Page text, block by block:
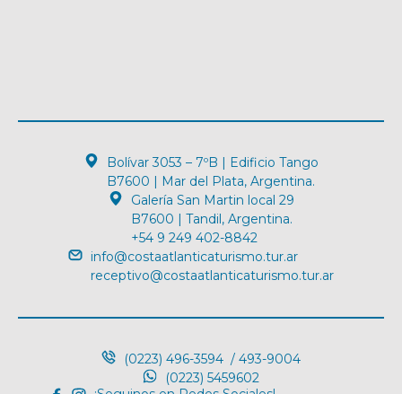
Bolívar 3053 – 7ºB | Edificio Tango
B7600 | Mar del Plata, Argentina.
Galería San Martin local 29
B7600 | Tandil, Argentina.
+54 9 249 402-8842
info@costaatlanticaturismo.tur.ar
receptivo@costaatlanticaturismo.tur.ar
(0223) 496-3594 / 493-9004
(0223) 5459602